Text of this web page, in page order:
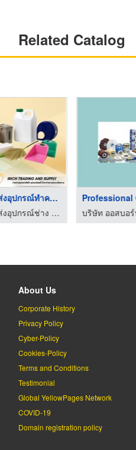
Related Catalog
ขายส่งอุปกรณ์ทำความส ...
ขายส่งอุปกรณ์ช่าง อุปกรณ์เซฟตี้ อุปกรณ์ไฟฟ้า - irichtrading
About Us
Corporate History
Privacy Policy
Cyber-Policy
Cookies-Policy
Terms and Conditions
Testimonial
Global YellowPages Network
COVID-19
Domain registration policy